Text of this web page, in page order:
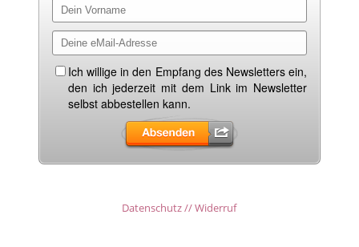
Datenschutz // Widerruf